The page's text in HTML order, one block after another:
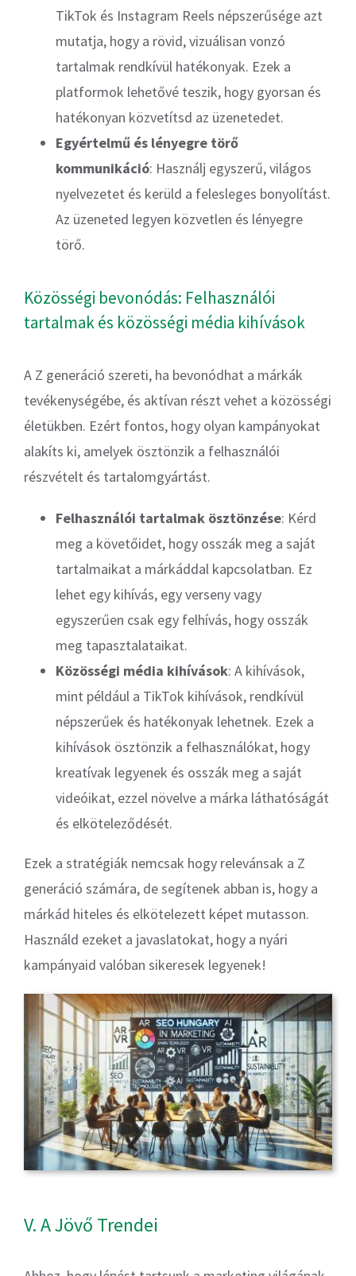
TikTok és Instagram Reels népszerűsége azt
mutatja, hogy a rövid, vizuálisan vonzó
tartalmak rendkívül hatékonyak. Ezek a
platformok lehetővé teszik, hogy gyorsan és
hatékonyan közvetítsd az üzenetedet.
Egyértelmű és lényegre törő
kommunikáció: Használj egyszerű, világos
nyelvezetet és kerüld a felesleges bonyolítást.
Az üzeneted legyen közvetlen és lényegre
törő.
Közösségi bevonódás: Felhasználói
tartalmak és közösségi média kihívások
A Z generáció szereti, ha bevonódhat a márkák
tevékenységébe, és aktívan részt vehet a közösségi
életükben. Ezért fontos, hogy olyan kampányokat
alakíts ki, amelyek ösztönzik a felhasználói
részvételt és tartalomgyártást.
Felhasználói tartalmak ösztönzése: Kérd
meg a követőidet, hogy osszák meg a saját
tartalmaikat a márkáddal kapcsolatban. Ez
lehet egy kihívás, egy verseny vagy
egyszerűen csak egy felhívás, hogy osszák
meg tapasztalataikat.
Közösségi média kihívások: A kihívások,
mint például a TikTok kihívások, rendkívül
népszerűek és hatékonyak lehetnek. Ezek a
kihívások ösztönzik a felhasználókat, hogy
kreatívak legyenek és osszák meg a saját
videóikat, ezzel növelve a márka láthatóságát
és elköteleződését.
Ezek a stratégiák nemcsak hogy relevánsak a Z
generáció számára, de segítenek abban is, hogy a
márkád hiteles és elkötelezett képet mutasson.
Használd ezeket a javaslatokat, hogy a nyári
kampányaid valóban sikeresek legyenek!
V. A Jövő Trendei